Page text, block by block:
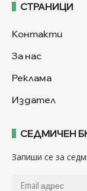
СТРАНИЦИ
Контакти
За нас
Реклама
Издател
СЕДМИЧЕН
Запиши се за